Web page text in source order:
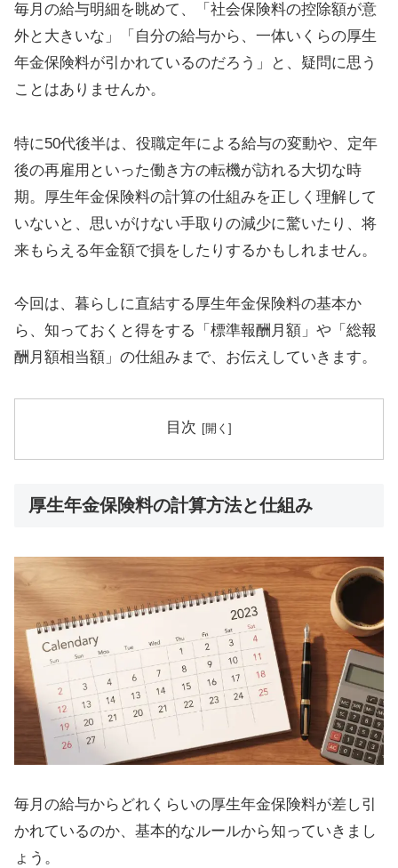
毎月の給与明細を眺めて、「社会保険料の控除額が意
外と大きいな」「自分の給与から、一体いくらの厚生
年金保険料が引かれているのだろう」と、疑問に思う
ことはありませんか。
特に50代後半は、役職定年による給与の変動や、定年
後の再雇用といった働き方の転機が訪れる大切な時
期。厚生年金保険料の計算の仕組みを正しく理解して
いないと、思いがけない手取りの減少に驚いたり、将
来もらえる年金額で損をしたりするかもしれません。
今回は、暮らしに直結する厚生年金保険料の基本か
ら、知っておくと得をする「標準報酬月額」や「総報
酬月額相当額」の仕組みまで、お伝えしていきます。
目次
厚生年金保険料の計算方法と仕組み
毎月の給与からどれくらいの厚生年金保険料が差し引
かれているのか、基本的なルールから知っていきまし
ょう。